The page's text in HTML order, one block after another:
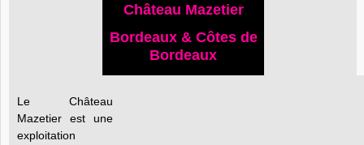
Château Mazetier
Bordeaux & Côtes de
Bordeaux
Le Château
Mazetier est une
exploitation